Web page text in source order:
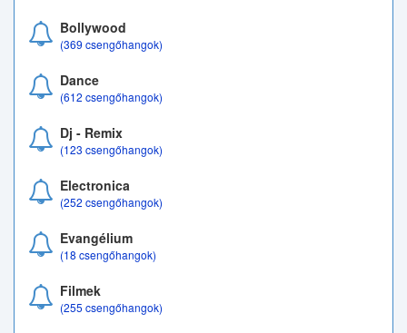
Bollywood
(369 csengőhangok)
Dance
(612 csengőhangok)
Dj - Remix
(123 csengőhangok)
Electronica
(252 csengőhangok)
Evangélium
(18 csengőhangok)
Filmek
(255 csengőhangok)